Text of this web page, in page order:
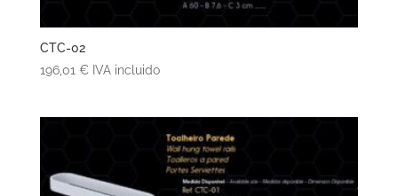
CTC-02
196,01 € IVA incluido